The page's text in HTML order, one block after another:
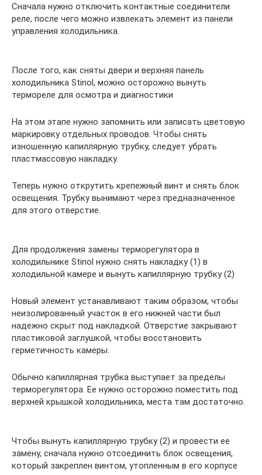
Сначала нужно отключить контактные соединители
реле, после чего можно извлекать элемент из панели
управления холодильника.
После того, как сняты двери и верхняя панель
холодильника Stinol, можно осторожно вынуть
термореле для осмотра и диагностики
На этом этапе нужно запомнить или записать цветовую
маркировку отдельных проводов. Чтобы снять
изношенную капиллярную трубку, следует убрать
пластмассовую накладку.
Теперь нужно открутить крепежный винт и снять блок
освещения. Трубку вынимают через предназначенное
для этого отверстие.
Для продолжения замены терморегулятора в
холодильнике Stinol нужно снять накладку (1) в
холодильной камере и вынуть капиллярную трубку (2)
Новый элемент устанавливают таким образом, чтобы
неизолированный участок в его нижней части был
надежно скрыт под накладкой. Отверстие закрывают
пластиковой заглушкой, чтобы восстановить
герметичность камеры.
Обычно капиллярная трубка выступает за пределы
терморегулятора. Ее нужно осторожно поместить под
верхней крышкой холодильника, места там достаточно.
Чтобы вынуть капиллярную трубку (2) и провести ее
замену, сначала нужно отсоединить блок освещения,
который закреплен винтом, утопленным в его корпусе